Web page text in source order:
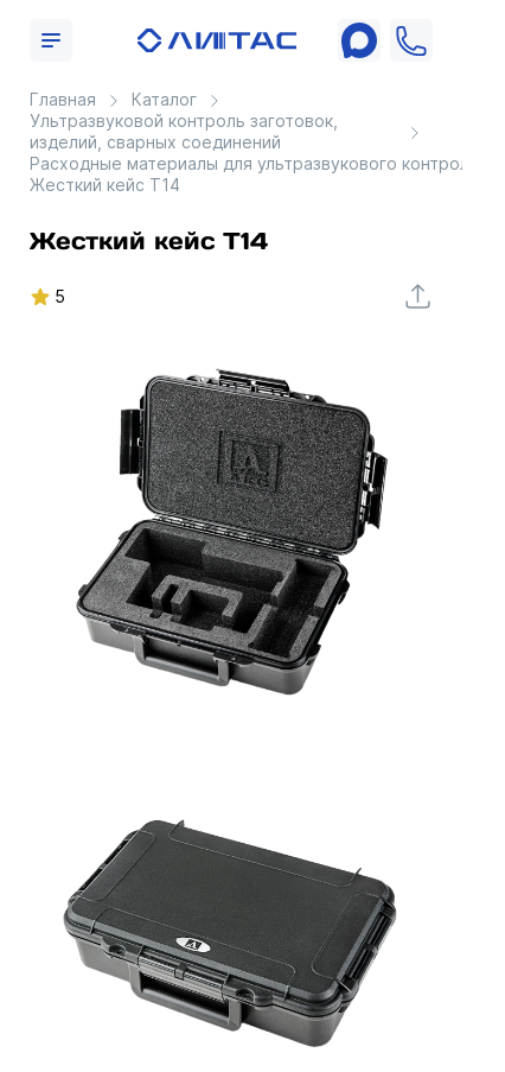
Главная
Каталог
Ультразвуковой контроль заготовок,
изделий, сварных соединений
Расходные материалы для ультразвукового контроля
Жесткий кейс Т14
Жесткий кейс Т14
5